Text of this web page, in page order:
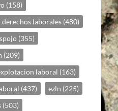
(158)
derechos laborales (480)
(355)
(209)
laboral (163)
(437) ezln (225)
(503)